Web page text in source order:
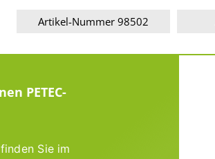
Artikel-Nummer 98502
PETEC-
Sie im